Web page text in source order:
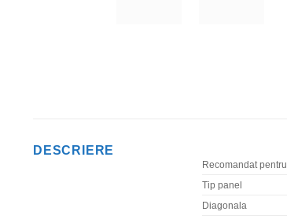
DESCRIERE
Recomandat pentru
Tip panel
Diagonala